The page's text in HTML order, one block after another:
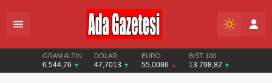
GRAM ALTIN
6.544,76
DOLAR
47,7013
EURO
55,0086
BIST 100
13.798,82